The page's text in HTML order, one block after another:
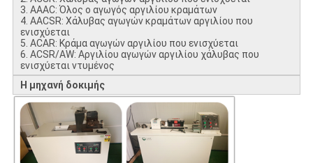
3. AAAC: Όλος ο αγωγός αργιλίου κραμάτων
4. AACSR: Χάλυβας αγωγών κραμάτων αργιλίου που
ενισχύεται
5. ACAR: Κράμα αγωγών αργιλίου που ενισχύεται
6. ACSR/AW: Αργιλίου αγωγών αργιλίου χάλυβας που
ενισχύεται ντυμένος
Η μηχανή δοκιμής